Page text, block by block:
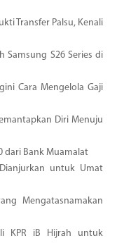
Transfer Palsu, Kenali
Samsung S26 Series di
Cara Mengelola Gaji
Diri Menuju
dari Bank Muamalat
untuk Umat
Mengatasnamakan
KPR iB Hijrah untuk